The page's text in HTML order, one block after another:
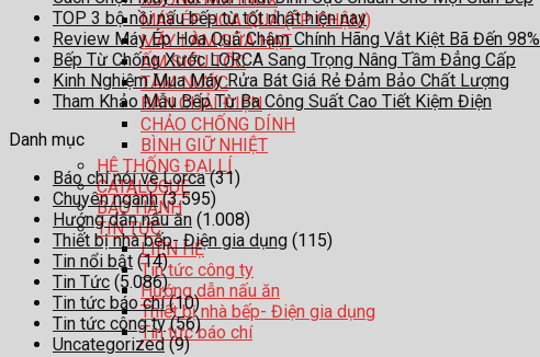
MÁY ÉP HOA QUẢ (ÉP CHẬM)
MÁY LÀM SỮA HẠT
ẤM SIÊU TỐC
TĂM NƯỚC
BÀN CHẢI ĐIỆN
CHẢO CHỐNG DÍNH
BÌNH GIỮ NHIỆT
HỆ THỐNG ĐẠI LÍ
CATALOGUE
BẢO HÀNH
TIN TỨC
LIÊN HỆ
Tin tức công ty
Hướng dẫn nấu ăn
Thiết bị nhà bếp- Điện gia dụng
Tin tức báo chí
TOP 3 bộ nồi nấu bếp từ tốt nhất hiện nay
Review Máy Ép Hoa Quả Chậm Chính Hãng Vắt Kiệt Bã Đến 98%
Bếp Từ Chống Xước LORCA Sang Trọng Nâng Tầm Đẳng Cấp
Kinh Nghiệm Mua Máy Rửa Bát Giá Rẻ Đảm Bảo Chất Lượng
Tham Khảo Mẫu Bếp Từ Ba Công Suất Cao Tiết Kiệm Điện
Danh mục
Báo chí nói về Lorca(31)
Chuyên ngành(3.595)
Hướng dẫn nấu ăn (1.008)
Thiết bị nhà bếp- Điện gia dụng (115)
Tin nổi bật (14)
Tin Tức (5.086)
Tin tức báo chí(10)
Tin tức công ty(56)
Uncategorized(9)